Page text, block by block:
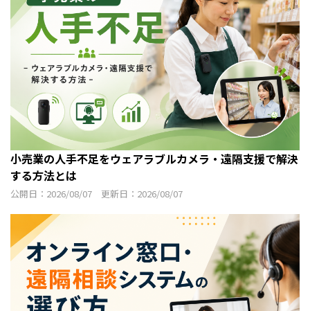
小売業の人手不足をウェアラブルカメラ・遠隔支援で解決
する方法とは
公開日：2026/08/07 更新日：2026/08/07